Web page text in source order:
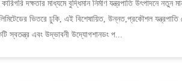
দক্ষতার মাধ্যমে বুদ্ধিমান নির্মাণ যন্ত্রপাতি উৎপাদনে
ভিতরে ঢুকি, এই বিশেষায়িত, উন্নত,প্রকৌশল
স্বতন্ত্র এবং উদ্ভাবনী উদ্যোগশানডং প...